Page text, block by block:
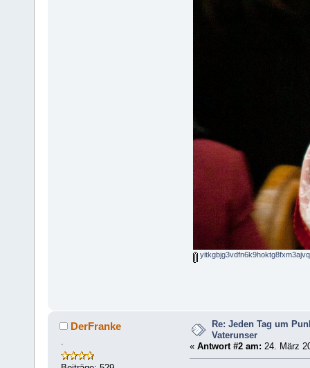
DerFranke
Re: Jeden Tag um
Vaterunser
« Antwort #2 am: 24. März